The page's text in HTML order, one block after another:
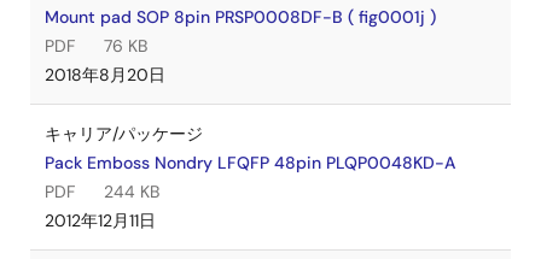
Mount pad SOP 8pin PRSP0008DF-B ( fig0001j )
PDF
76 KB
2018年8月20日
キャリア/パッケージ
Pack Emboss Nondry LFQFP 48pin PLQP0048KD-A
PDF
244 KB
2012年12月11日